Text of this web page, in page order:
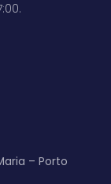
– Porto